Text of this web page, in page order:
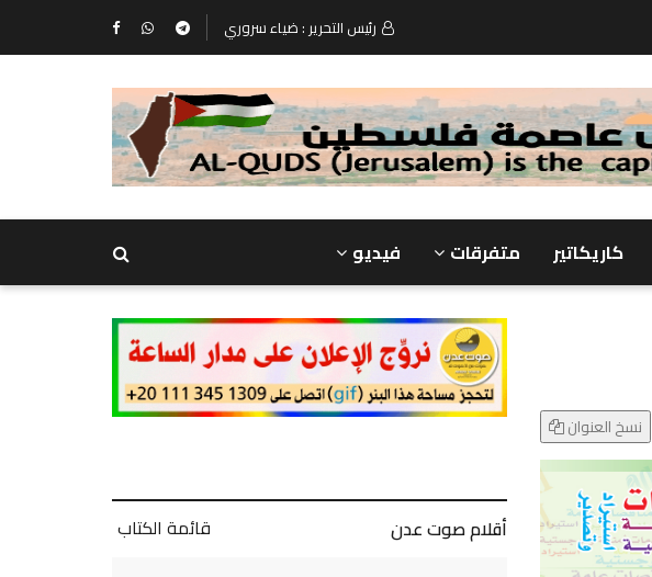
رئيس التحرير : ضياء سروري
كاريكاتير متفرقات فيديو
نسخ العنوان
أقلام صوت عدن قائمة الكتاب